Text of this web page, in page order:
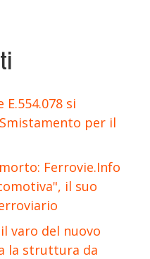
si
per il
Ferrovie.Info
il suo
varo del nuovo
la struttura da